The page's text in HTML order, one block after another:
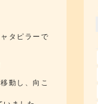
タピラーで
動し、向こ